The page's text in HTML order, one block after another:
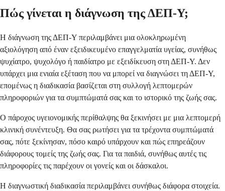
Πώς γίνεται η διάγνωση της ΔΕΠ-Υ;
Η διάγνωση της ΔΕΠ-Υ περιλαμβάνει μια ολοκληρωμένη
αξιολόγηση από έναν εξειδικευμένο επαγγελματία υγείας, συνήθως
ψυχίατρο, ψυχολόγο ή παιδίατρο με εξειδίκευση στη ΔΕΠ-Υ. Δεν
υπάρχει μια ενιαία εξέταση που να μπορεί να διαγνώσει τη ΔΕΠ-Υ,
επομένως η διαδικασία βασίζεται στη συλλογή λεπτομερών
πληροφοριών για τα συμπτώματά σας και το ιστορικό της ζωής σας.
Ο πάροχος υγειονομικής περίθαλψης θα ξεκινήσει με μια λεπτομερή
κλινική συνέντευξη. Θα σας ρωτήσει για τα τρέχοντα συμπτώματά
σας, πότε ξεκίνησαν, πόσο καιρό υπάρχουν και πώς επηρεάζουν
διάφορους τομείς της ζωής σας. Για τα παιδιά, συνήθως αυτές τις
πληροφορίες τις παρέχουν οι γονείς και οι δάσκαλοι.
Η διαγνωστική διαδικασία περιλαμβάνει συνήθως διάφορα στοιχεία.